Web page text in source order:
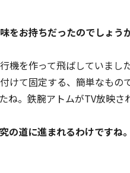
をお持ちだったのでしょう
機を作って飛ばしていまし
けて固定する、簡単なもの
ね。鉄腕アトムがTV放映さ
の道に進まれるわけです